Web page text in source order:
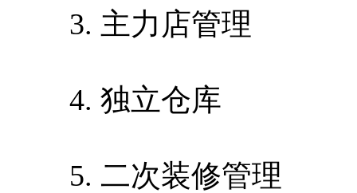
3. 主力店管理
4. 独立仓库
5. 二次装修管理